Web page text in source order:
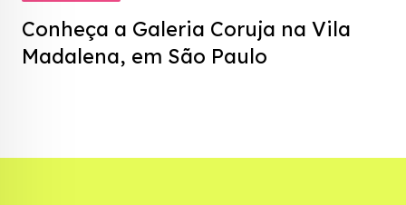
Conheça a Galeria Coruja na Vila
Madalena, em São Paulo